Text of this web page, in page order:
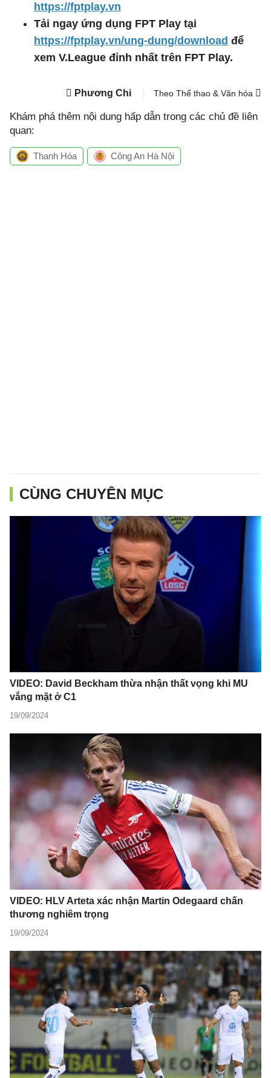
https://fptplay.vn
Tải ngay ứng dụng FPT Play tại
https://fptplay.vn/ung-dung/download để
xem V.League đỉnh nhất trên FPT Play.
Phương Chi Theo Thể thao & Văn hóa
Khám phá thêm nội dung hấp dẫn trong các chủ đề liên
quan:
Thanh Hóa Công An Hà Nội
CÙNG CHUYÊN MỤC
VIDEO: David Beckham thừa nhận thất vọng khi MU
vắng mặt ở C1
19/09/2024
VIDEO: HLV Arteta xác nhận Martin Odegaard chấn
thương nghiêm trọng
19/09/2024